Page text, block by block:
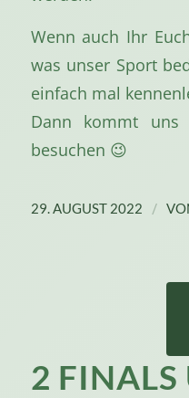
Wenn auch Ihr
was unser Sport
einfach mal
Dann kommt
besuchen 😉
29. AUGUST 2022 /
2 FINALS